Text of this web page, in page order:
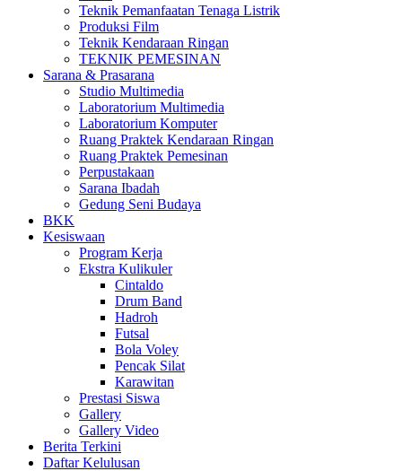
Teknik Pemanfaatan Tenaga Listrik
Produksi Film
Teknik Kendaraan Ringan
TEKNIK PEMESINAN
Sarana & Prasarana
Studio Multimedia
Laboratorium Multimedia
Laboratorium Komputer
Ruang Praktek Kendaraan Ringan
Ruang Praktek Pemesinan
Perpustakaan
Sarana Ibadah
Gedung Seni Budaya
BKK
Kesiswaan
Program Kerja
Ekstra Kulikuler
Cintaldo
Drum Band
Hadroh
Futsal
Bola Voley
Pencak Silat
Karawitan
Prestasi Siswa
Gallery
Gallery Video
Berita Terkini
Daftar Kelulusan